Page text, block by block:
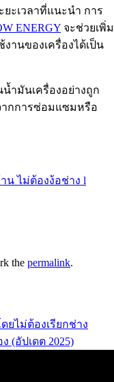
ะเวลาที่แนะนำ การ
ENERGY จะช่วยเพิ่ม
านของเครื่องได้เป็น
ำมันเครื่องอย่างถูก
ากการซ่อมแซมหรือ
น ไม่ต้องง้อช่าง l
the permalink.
ยไม่ต้องเรียกช่าง
(อัปเดต 2025)